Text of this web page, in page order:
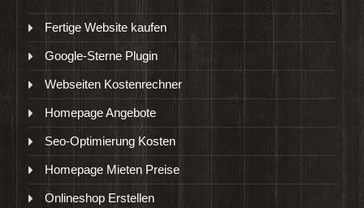
Fertige Website kaufen
Google-Sterne Plugin
Webseiten Kostenrechner
Homepage Angebote
Seo-Optimierung Kosten
Homepage Mieten Preise
Onlineshop Erstellen